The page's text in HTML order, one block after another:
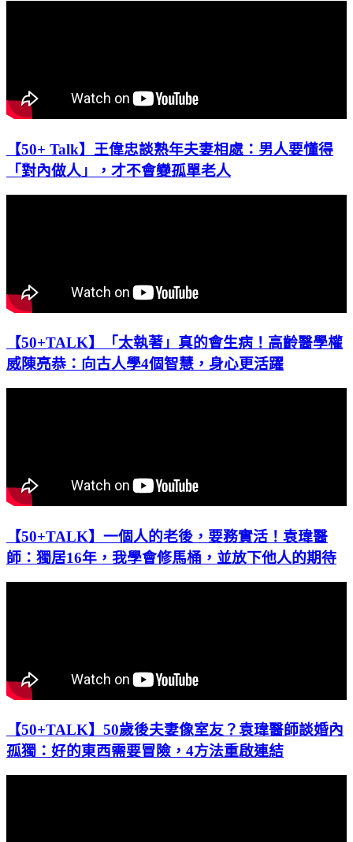
【50+ Talk】王偉忠談熟年夫妻相處：男人要懂得
「對內做人」，才不會變孤單老人
【50+TALK】「太執著」真的會生病！高齡醫學權
威陳亮恭：向古人學4個智慧，身心更活躍
【50+TALK】一個人的老後，要務實活！袁瑋醫
師：獨居16年，我學會修馬桶，並放下他人的期待
【50+TALK】50歲後夫妻像室友？袁瑋醫師談婚內
孤獨：好的東西需要冒險，4方法重啟連結